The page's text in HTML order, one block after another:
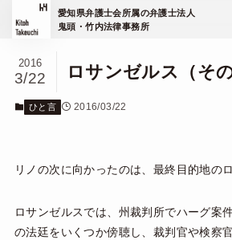
愛知県弁護士会所属の弁護士法人
鬼頭・竹内法律事務所
ホーム ひと言
ロサンゼルス（その
2016
3/22
ひと言 2016/03/22
リノの次に向かったのは、最終目的地の
ロサンゼルスでは、州裁判所でハーグ案
の法廷をいくつか傍聴し、裁判官や検察